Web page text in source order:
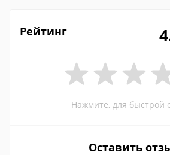
Рейтинг
Нажмите, для быстрой
Оставить